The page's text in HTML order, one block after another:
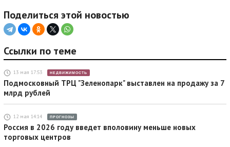
Поделиться этой новостью
Ссылки по теме
13 мая 17:53 НЕДВИЖИМОСТЬ
Подмосковный ТРЦ "Зеленопарк" выставлен на продажу за 7
млрд рублей
12 мая 14:14 ПРОГНОЗЫ
Россия в 2026 году введет вполовину меньше новых
торговых центров